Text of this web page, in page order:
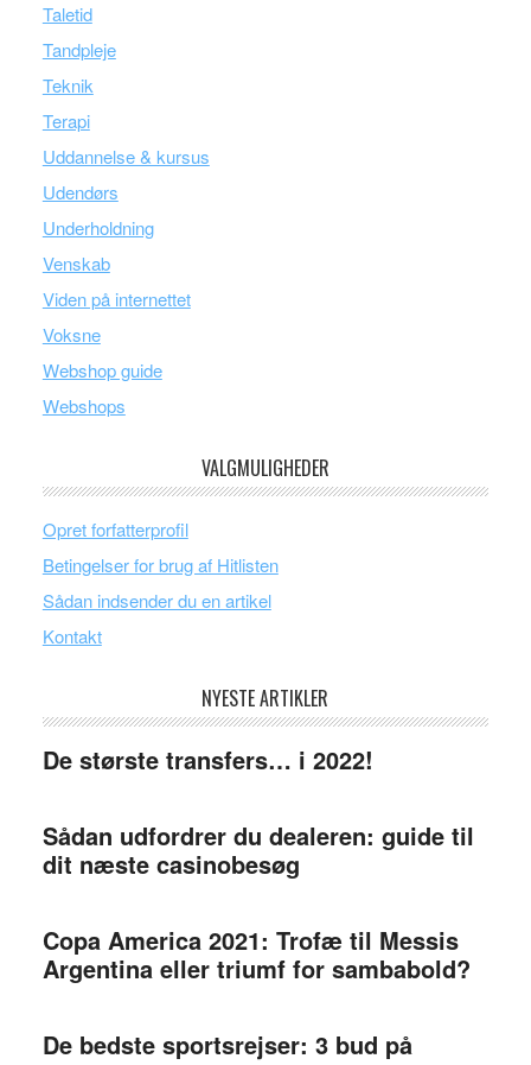
Taletid
Tandpleje
Teknik
Terapi
Uddannelse & kursus
Udendørs
Underholdning
Venskab
Viden på internettet
Voksne
Webshop guide
Webshops
VALGMULIGHEDER
Opret forfatterprofil
Betingelser for brug af Hitlisten
Sådan indsender du en artikel
Kontakt
NYESTE ARTIKLER
De største transfers… i 2022!
Sådan udfordrer du dealeren: guide til
dit næste casinobesøg
Copa America 2021: Trofæ til Messis
Argentina eller triumf for sambabold?
De bedste sportsrejser: 3 bud på